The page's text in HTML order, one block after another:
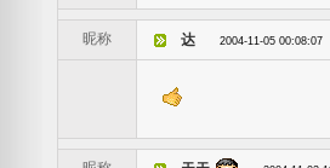
昵称 达 2004-11-05 00:08:07